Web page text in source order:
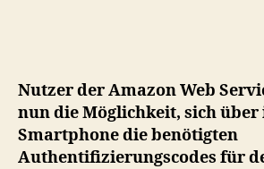
Nutzer der Amazon Web
nun die Möglichkeit, sich
Smartphone die benötigten
Authentifizierungscodes für